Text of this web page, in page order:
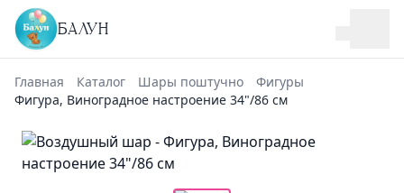
БАЛУН
Главная Каталог Шары поштучно
Фигуры
Фигура, Виноградное настроение 34"/86 см